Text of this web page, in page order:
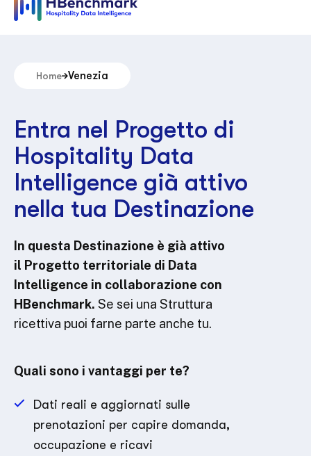
Home Venezia
Entra nel Progetto di
Hospitality Data
Intelligence già attivo
nella tua Destinazione
In questa Destinazione è già attivo
il Progetto territoriale di Data
Intelligence in collaborazione con
HBenchmark. Se sei una Struttura
ricettiva puoi farne parte anche tu.
Quali sono i vantaggi per te?
Dati reali e aggiornati sulle
prenotazioni per capire domanda,
occupazione e ricavi